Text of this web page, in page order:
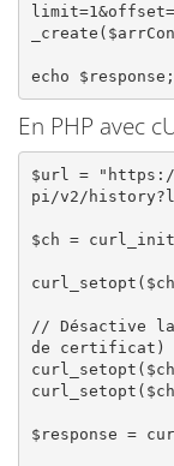
En PHP avec
$url = "https://
pi/v2/
$ch =
curl_setopt($ch,
// Désactive
de certificat)
curl_setopt($ch,
curl_setopt($ch,
$response =